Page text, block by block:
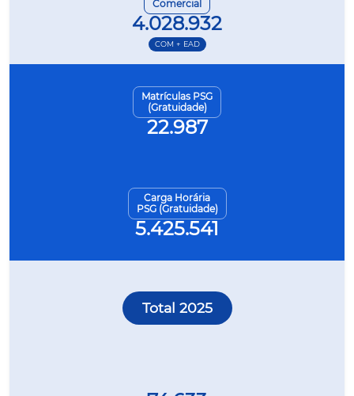
Comercial
4.028.932
COM + EAD
Matrículas PSG
(Gratuidade)
22.987
Carga Horária
PSG (Gratuidade)
5.425.541
Total 2025